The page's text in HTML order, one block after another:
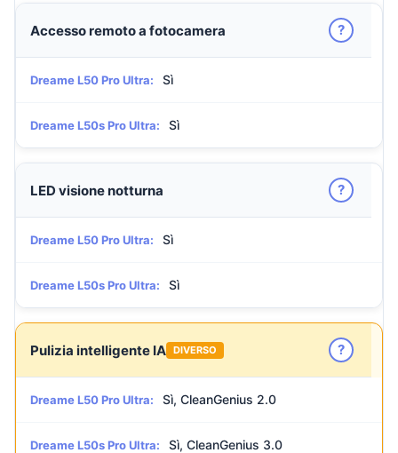
Accesso remoto a fotocamera ?
Dreame L50 Pro Ultra: Sì
Dreame L50s Pro Ultra: Sì
LED visione notturna ?
Dreame L50 Pro Ultra: Sì
Dreame L50s Pro Ultra: Sì
Pulizia intelligente IA DIVERSO ?
Dreame L50 Pro Ultra: Sì, CleanGenius 2.0
Dreame L50s Pro Ultra: Sì, CleanGenius 3.0